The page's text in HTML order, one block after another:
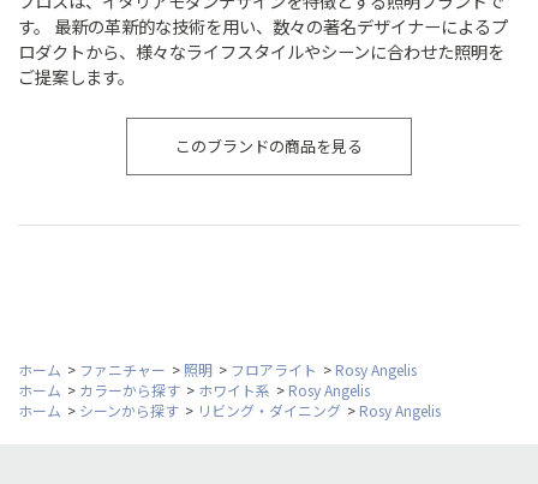
す。 最新の革新的な技術を用い、数々の著名デザイナーによるプ
ロダクトから、様々なライフスタイルやシーンに合わせた照明を
ご提案します。
このブランドの商品を見る
ホーム > ファニチャー > 照明 > フロアライト > Rosy Angelis
ホーム > カラーから探す > ホワイト系 > Rosy Angelis
ホーム > シーンから探す > リビング・ダイニング > Rosy Angelis